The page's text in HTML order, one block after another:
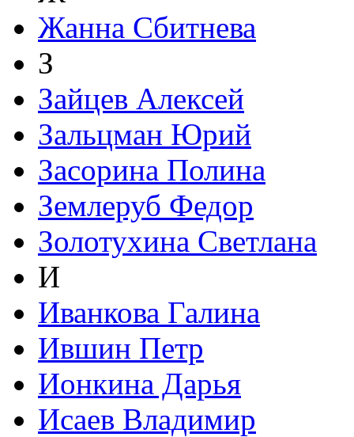
Жанна Сбитнева
З
Зайцев Алексей
Зальцман Юрий
Засорина Полина
Землеруб Федор
Золотухина Светлана
И
Иванкова Галина
Ившин Петр
Ионкина Дарья
Исаев Владимир